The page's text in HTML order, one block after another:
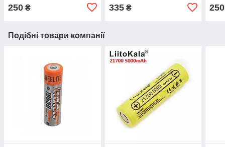
250 ₴ 335₴ 250
Подібні товари компанії